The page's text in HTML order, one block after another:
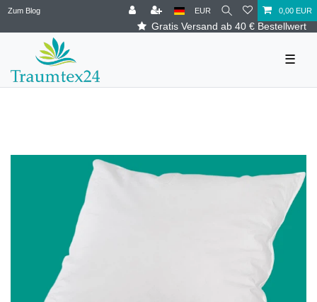
Zum Blog
Gratis Versand ab 40 € Bestellwert
EUR 0,00 EUR
☰